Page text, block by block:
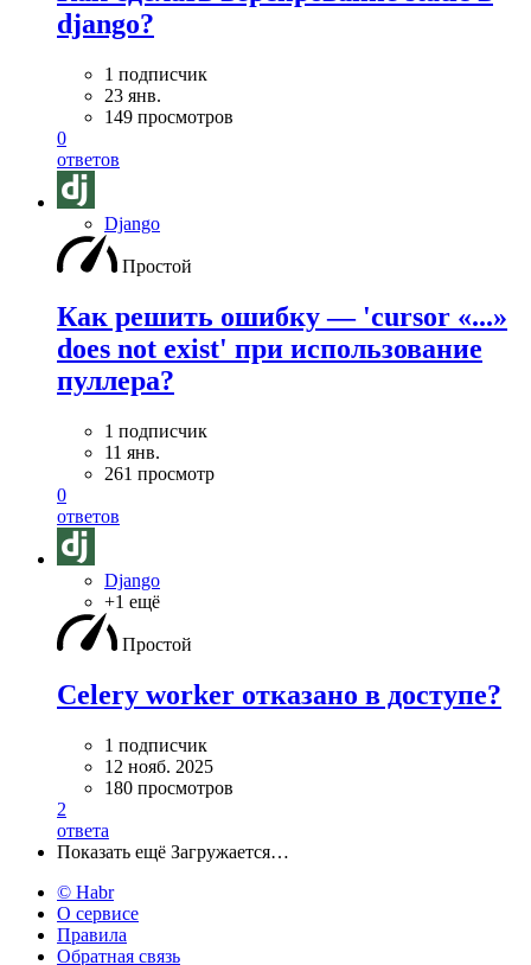
django?
1 подписчик
23 янв.
149 просмотров
0
ответов
Django
Простой
Как решить ошибку — 'cursor «...»
does not exist' при использование
пуллера?
1 подписчик
11 янв.
261 просмотр
0
ответов
Django
+1 ещё
Простой
Celery worker отказано в доступе?
1 подписчик
12 нояб. 2025
180 просмотров
2
ответа
Показать ещё Загружается…
© Habr
О сервисе
Правила
Обратная связь